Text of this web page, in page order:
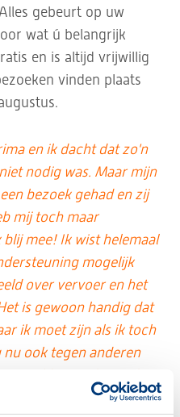
gebeurt op uw
wat ú belangrijk
en is altijd vrijwillig
vinden plaats
en ik dacht dat zo'n
nodig was. Maar mijn
bezoek gehad en zij
mij toch maar
blij mee! Ik wist helemaal
mogelijk
over vervoer en het
is gewoon handig dat
ik moet zijn als ik toch
ook tegen anderen
en dat ze dan
gesprek hebben."